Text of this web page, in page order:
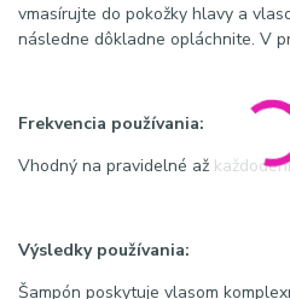
vmasírujte do pokožky hlavy a
následne dôkladne opláchnite. V
Frekvencia používania:
Vhodný na pravidelné až
Výsledky používania:
Šampón poskytuje vlasom